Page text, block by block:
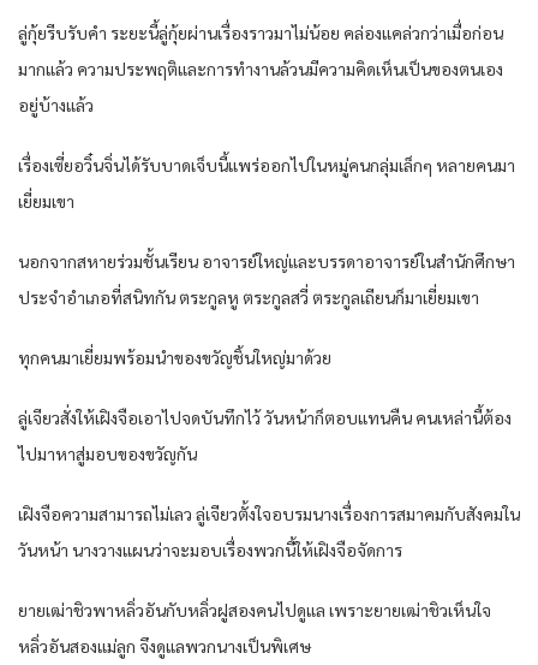
ลู่กุ้ยรีบรับคำ ระยะนี้ลู่กุ้ยผ่านเรื่องราวมาไม่น้อย คล่องแคล่วกว่าเมื่อก่อน
มากแล้ว ความประพฤติและการทำงานล้วนมีความคิดเห็นเป็นของตนเอง
อยู่บ้างแล้ว
เรื่องเซี่ยอวิ๋นจิ่นได้รับบาดเจ็บนี้แพร่ออกไปในหมู่คนกลุ่มเล็กๆ หลายคนมา
เยี่ยมเขา
นอกจากสหายร่วมชั้นเรียน อาจารย์ใหญ่และบรรดาอาจารย์ในสำนักศึกษา
ประจำอำเภอที่สนิทกัน ตระกูลหู ตระกูลสวี่ ตระกูลเถียนก็มาเยี่ยมเขา
ทุกคนมาเยี่ยมพร้อมนำของขวัญชิ้นใหญ่มาด้วย
ลู่เจียวสั่งให้เฝิงจือเอาไปจดบันทึกไว้ วันหน้าก็ตอบแทนคืน คนเหล่านี้ต้อง
ไปมาหาสู่มอบของขวัญกัน
เฝิงจือความสามารถไม่เลว ลู่เจียวตั้งใจอบรมนางเรื่องการสมาคมกับสังคมใน
วันหน้า นางวางแผนว่าจะมอบเรื่องพวกนี้ให้เฝิงจือจัดการ
ยายเฒ่าชิวพาหลิ่วอันกับหลิ่วฝูสองคนไปดูแล เพราะยายเฒ่าชิวเห็นใจ
หลิ่วอันสองแม่ลูก จึงดูแลพวกนางเป็นพิเศษ